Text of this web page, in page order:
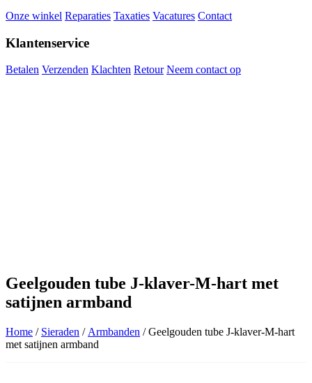
Onze winkel Reparaties Taxaties Vacatures Contact
Klantenservice
Betalen Verzenden Klachten Retour Neem contact op
Geelgouden tube J-klaver-M-hart met
satijnen armband
Home / Sieraden / Armbanden / Geelgouden tube J-klaver-M-hart
met satijnen armband